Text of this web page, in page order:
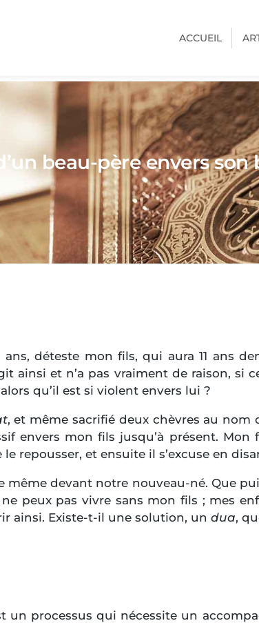
ACCUEIL
beau-père envers
déteste mon fils, qui aura 11 ans
ainsi et n’a pas vraiment de raison, si
qu’il est si violent envers lui ?
, et même sacrifié deux chèvres au nom
envers mon fils jusqu’à présent.
repousser, et ensuite il s’excuse en
devant notre nouveau-né. Que
peux pas vivre sans mon fils ; mes
ainsi. Existe-t-il une solution, un dua,
un processus qui nécessite un